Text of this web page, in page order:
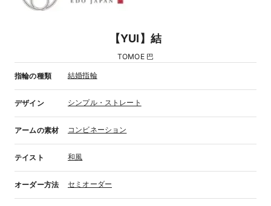
【YUI】結
TOMOE 巴
指輪の種類 結婚指輪
デザイン シンプル・ストレート
アームの素材 コンビネーション
テイスト 和風
オーダー方法 セミオーダー